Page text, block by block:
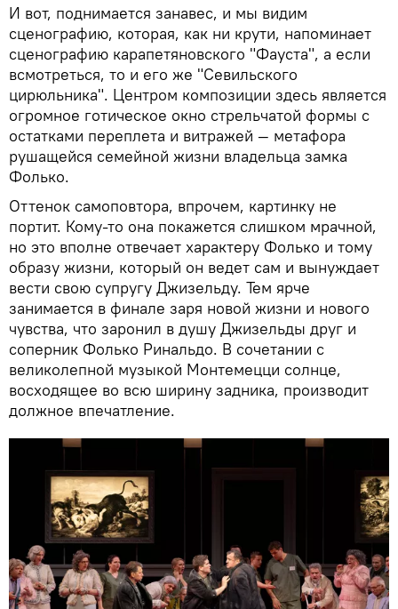
И вот, поднимается занавес, и мы видим
сценографию, которая, как ни крути, напоминает
сценографию карапетяновского "Фауста", а если
всмотреться, то и его же "Севильского
цирюльника". Центром композиции здесь является
огромное готическое окно стрельчатой формы с
остатками переплета и витражей — метафора
рушащейся семейной жизни владельца замка
Фолько.
Оттенок самоповтора, впрочем, картинку не
портит. Кому-то она покажется слишком мрачной,
но это вполне отвечает характеру Фолько и тому
образу жизни, который он ведет сам и вынуждает
вести свою супругу Джизельду. Тем ярче
занимается в финале заря новой жизни и нового
чувства, что заронил в душу Джизельды друг и
соперник Фолько Ринальдо. В сочетании с
великолепной музыкой Монтемецци солнце,
восходящее во всю ширину задника, производит
должное впечатление.